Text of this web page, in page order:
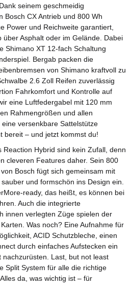
seinem geschmeidig
Bosch CX Antrieb und 800 Wh
Power und Reichweite garantiert,
Asphalt oder im Gelände. Dabei
Shimano XT 12-fach Schaltung
Bergab packen die
von Shimano kraftvoll zu
2.6 Zoll Reifen zuverlässig
Fahrkomfort und Kontrolle auf
eine Luftfedergabel mit 120 mm
Rahmengrößen und allen
versenkbare Sattelstütze
bereit – und jetzt kommst du!
Reaction Hybrid sind kein Zufall, denn
cleveren Features daher. Sein 800
Bosch fügt sich gemeinsam mit
und formschön ins Design ein.
ready, das heißt, es können bei
Auch die integrierte
innen verlegten Züge spielen der
Was noch? Eine Aufnahme für
ACID Schutzbleche, einen
durch einfaches Aufstecken ein
nachzurüsten. Last, but not least
Split System für alle die richtige
da, was wichtig ist – für